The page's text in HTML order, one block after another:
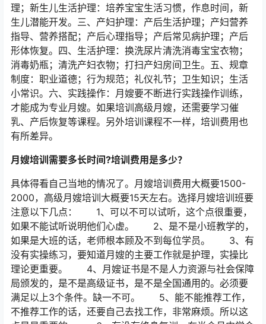
理；新生儿生活护理：培养宝宝生活习惯，作息时间，新
生儿潜能开发。三、产妇护理：产后生活护理；产妇营养
指导、营养搭配；产后心理指导；产后常见病护理；产后
形体恢复。四、生活护理：换洗尿片清洗消毒宝宝衣物；
消毒奶瓶；清洗产妇衣物；打扫产妇房间卫生。五、规章
制度：职业道德；行为规范；礼仪礼节；卫生知识；生活
小常识。六、实践操作：月嫂要不断进行实践操作训练，
才能成为专业月嫂。如果培训高级月嫂，还需要学习催
乳、产后恢复等课程。另外培训课程不一样，培训费用也
有所差异。
月嫂培训需要多长时间?培训费用是多少？
具体得看自己当地的情况了。月嫂培训费用大概要1500-
2000，高级月嫂培训大概要15天左右。选择月嫂培训班要
注意以下几点： 1、可以不可以试听，这个点很重要，
如果不能试听说明他们心虚。 2、是不是小班教学的，
如果是大班的话，老师根本顾及不到每位学员。 3、有
没有实操练习，要知道月嫂的主要工作就是护理，实操比
理论更重要。 4、月嫂证书是不是人力资源与社会保障
局颁发的，是不是高级证书，是不是全国通用的。必须要
满足以上3个条件。缺一不可。 5、能不能推荐工作，
不推荐工作的话，还要自己去找工作，非常麻烦。所以这